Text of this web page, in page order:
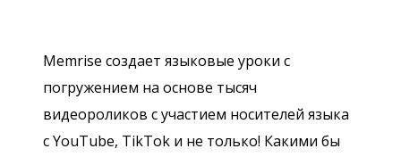
Memrise создает языковые уроки с
погружением на основе тысяч
видеороликов с участием носителей языка
с YouTube, TikTok и не только! Какими бы